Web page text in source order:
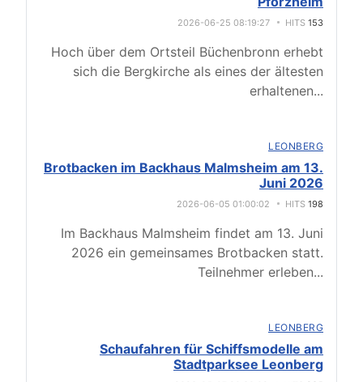
2026-06-25 08:19:27 HITS 153
Hoch über dem Ortsteil Büchenbronn erhebt
sich die Bergkirche als eines der ältesten
erhaltenen...
LEONBERG
Brotbacken im Backhaus Malmsheim am 13.
Juni 2026
2026-06-05 01:00:02 HITS 198
Im Backhaus Malmsheim findet am 13. Juni
2026 ein gemeinsames Brotbacken statt.
Teilnehmer erleben...
LEONBERG
Schaufahren für Schiffsmodelle am
Stadtparksee Leonberg